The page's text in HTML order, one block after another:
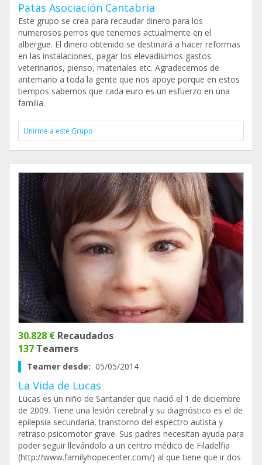
Patas Asociación Cantabria
Este grupo se crea para recaudar dinero para los
numerosos perros que tenemos actualmente en el
albergue. El dinero obtenido se destinará a hacer reformas
en las instalaciones, pagar los elevadísimos gastos
veterinarios, pienso, materiales etc. Agradecemos de
antemano a toda la gente que nos apoye porque en estos
tiempos sabemos que cada euro es un esfuerzo en una
familia.
Unirme a este Grupo
30.828 € Recaudados
137 Teamers
Teamer desde: 05/05/2014
La Vida de Lucas
Lucas es un niño de Santander que nació el 1 de diciembre
de 2009. Tiene una lesión cerebral y su diagnóstico es el de
epilepsia secundaria, transtorno del espectro autista y
retraso psicomotor grave. Sus padres necesitan ayuda para
poder seguir llevándolo a un centro médico de Filadelfia
(http://www.familyhopecenter.com/) al que tiene que ir dos